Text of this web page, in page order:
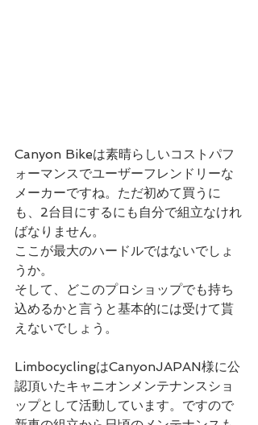
Canyon Bikeは素晴らしいコストパフ
ォーマンスでユーザーフレンドリーな
メーカーですね。ただ初めて買うに
も、2台目にするにも自分で組立なけれ
ばなりません。
ここが最大のハードルではないでしょ
うか。
そして、どこのプロショップでも持ち
込めるかと言うと基本的には受けて貰
えないでしょう。
LimbocyclingはCanyonJAPAN様に公
認頂いたキャニオンメンテナンスショ
ップとして活動しています。ですので